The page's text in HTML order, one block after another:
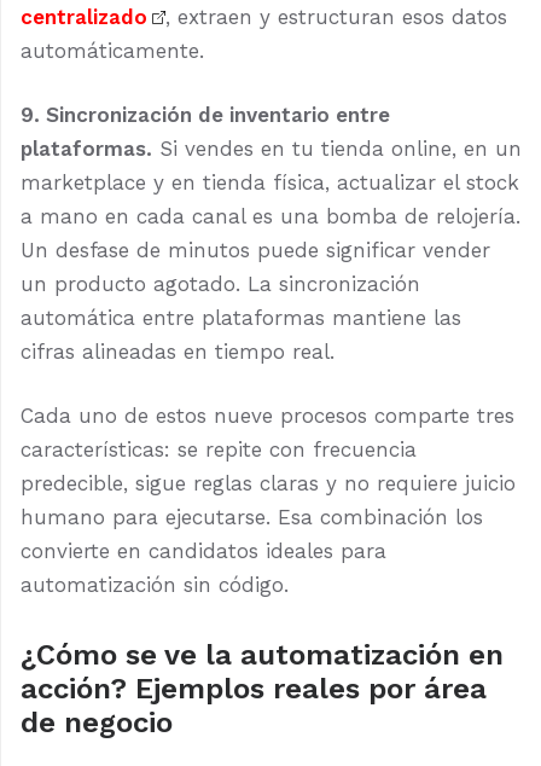
centralizado
, extraen y estructuran esos datos
automáticamente.
9. Sincronización de inventario entre
plataformas. Si vendes en tu tienda online, en un
marketplace y en tienda física, actualizar el stock
a mano en cada canal es una bomba de relojería.
Un desfase de minutos puede significar vender
un producto agotado. La sincronización
automática entre plataformas mantiene las
cifras alineadas en tiempo real.
Cada uno de estos nueve procesos comparte tres
características: se repite con frecuencia
predecible, sigue reglas claras y no requiere juicio
humano para ejecutarse. Esa combinación los
convierte en candidatos ideales para
automatización sin código.
¿Cómo se ve la automatización en
acción? Ejemplos reales por área
de negocio